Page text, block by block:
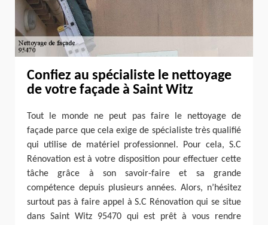
Confiez au spécialiste le nettoyage
de votre façade à Saint Witz
Tout le monde ne peut pas faire le nettoyage de
façade parce que cela exige de spécialiste très qualifié
qui utilise de matériel professionnel. Pour cela, S.C
Rénovation est à votre disposition pour effectuer cette
tâche grâce à son savoir-faire et sa grande
compétence depuis plusieurs années. Alors, n’hésitez
surtout pas à faire appel à S.C Rénovation qui se situe
dans Saint Witz 95470 qui est prêt à vous rendre